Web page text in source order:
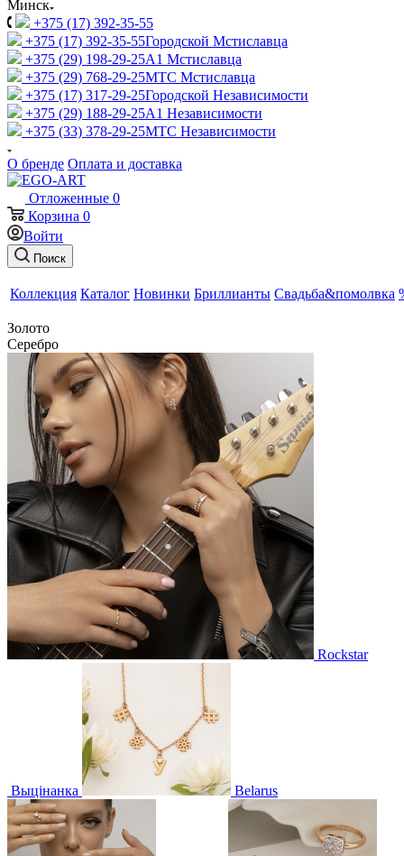
Минск
+375 (17) 392-35-55
+375 (17) 392-35-55Городской Мстиславца
+375 (29) 198-29-25A1 Мстиславца
+375 (29) 768-29-25МТС Мстиславца
+375 (17) 317-29-25Городской Независимости
+375 (29) 188-29-25A1 Независимости
+375 (33) 378-29-25МТС Независимости
О бренде Оплата и доставка
Отложенные 0
Корзина 0
Войти
Поиск
Коллекция Каталог Новинки Бриллианты Свадьба&помолвка
Золото
Серебро
Rockstar
Выцінанка Belarus